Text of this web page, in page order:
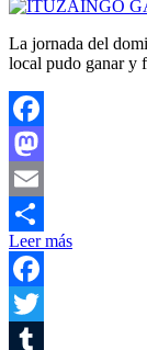
La jornada del
local pudo ganar y
Facebook
Mastodon
Email
Compartir
Leer más
Facebook
Twitter